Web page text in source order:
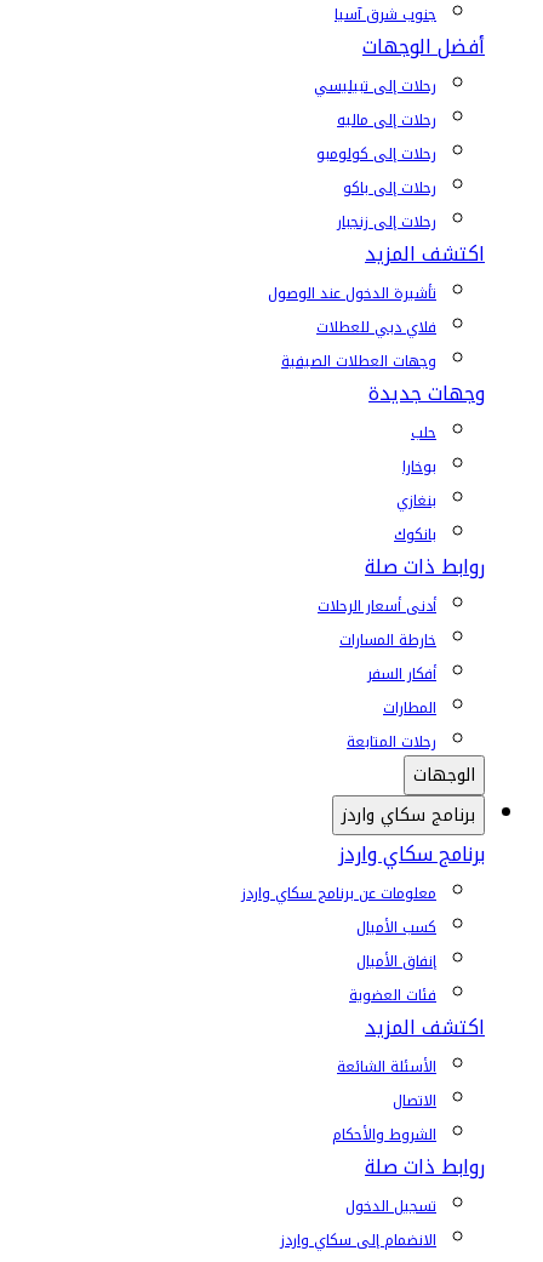
جنوب شرق آسيا
أفضل الوجهات
رحلات إلى تبيليسي
رحلات إلى ماليه
رحلات إلى كولومبو
رحلات إلى باكو
رحلات إلى زنجبار
اكتشف المزيد
تأشيرة الدخول عند الوصول
فلاي دبي للعطلات
وجهات العطلات الصيفية
وجهات جديدة
حلب
بوخارا
بنغازي
بانكوك
روابط ذات صلة
أدنى أسعار الرحلات
خارطة المسارات
أفكار السفر
المطارات
رحلات المتابعة
الوجهات
برنامج سكاي واردز
برنامج سكاي واردز
معلومات عن برنامج سكاي واردز
كسب الأميال
إنفاق الأميال
فئات العضوية
اكتشف المزيد
الأسئلة الشائعة
الاتصال
الشروط والأحكام
روابط ذات صلة
تسجيل الدخول
الانضمام إلى سكاي واردز